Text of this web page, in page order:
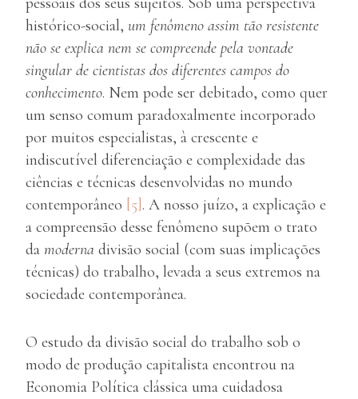
histórico-social, um fenômeno assim tão resistente
não se explica nem se compreende pela vontade
singular de cientistas dos diferentes campos do
conhecimento. Nem pode ser debitado, como quer
um senso comum paradoxalmente incorporado
por muitos especialistas, à crescente e
indiscutível diferenciação e complexidade das
ciências e técnicas desenvolvidas no mundo
contemporâneo [5]. A nosso juízo, a explicação e
a compreensão desse fenômeno supõem o trato
da moderna divisão social (com suas implicações
técnicas) do trabalho, levada a seus extremos na
sociedade contemporânea.
O estudo da divisão social do trabalho sob o
modo de produção capitalista encontrou na
Economia Política clássica uma cuidadosa